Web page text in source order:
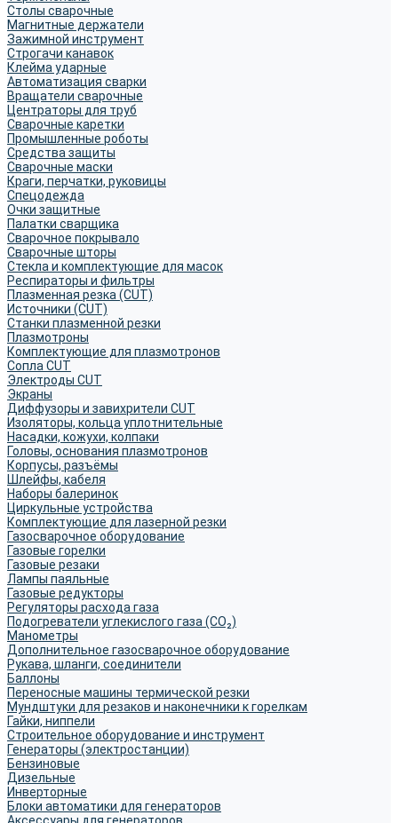
Столы сварочные
Магнитные держатели
Зажимной инструмент
Строгачи канавок
Клейма ударные
Автоматизация сварки
Вращатели сварочные
Центраторы для труб
Сварочные каретки
Промышленные роботы
Средства защиты
Сварочные маски
Краги, перчатки, руковицы
Спецодежда
Очки защитные
Палатки сварщика
Сварочное покрывало
Сварочные шторы
Стекла и комплектующие для масок
Респираторы и фильтры
Плазменная резка (CUT)
Источники (CUT)
Станки плазменной резки
Плазмотроны
Комплектующие для плазмотронов
Сопла CUT
Электроды CUT
Экраны
Диффузоры и завихрители CUT
Изоляторы, кольца уплотнительные
Насадки, кожухи, колпаки
Головы, основания плазмотронов
Корпусы, разъёмы
Шлейфы, кабеля
Наборы балеринок
Циркульные устройства
Комплектующие для лазерной резки
Газосварочное оборудование
Газовые горелки
Газовые резаки
Лампы паяльные
Газовые редукторы
Регуляторы расхода газа
Подогреватели углекислого газа (CO₂)
Манометры
Дополнительное газосварочное оборудование
Рукава, шланги, соединители
Баллоны
Переносные машины термической резки
Мундштуки для резаков и наконечники к горелкам
Гайки, ниппели
Строительное оборудование и инструмент
Генераторы (электростанции)
Бензиновые
Дизельные
Инверторные
Блоки автоматики для генераторов